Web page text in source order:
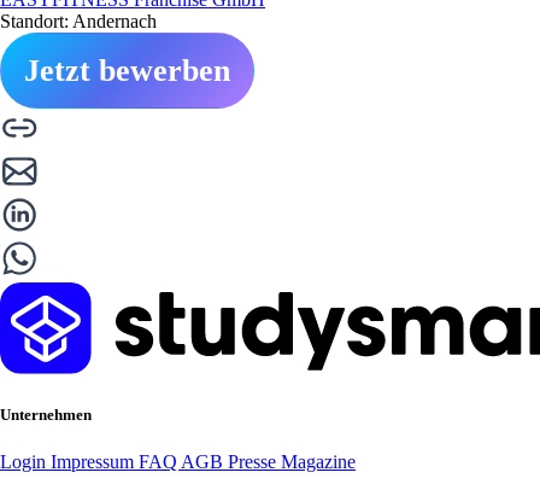
Standort: Andernach
Jetzt bewerben
Unternehmen
Login Impressum FAQ AGB Presse Magazine